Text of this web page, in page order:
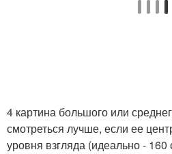
4 картина большого или
смотреться лучше, если ее
уровня взгляда (идеально - 160